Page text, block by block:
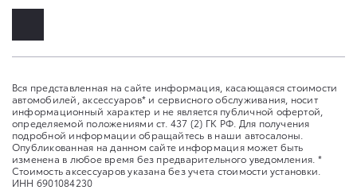
Вся представленная на сайте информация, касающаяся стоимости
автомобилей, аксессуаров* и сервисного обслуживания, носит
информационный характер и не является публичной офертой,
определяемой положениями ст. 437 (2) ГК РФ. Для получения
подробной информации обращайтесь в наши автосалоны.
Опубликованная на данном сайте информация может быть
изменена в любое время без предварительного уведомления. *
Стоимость аксессуаров указана без учета стоимости установки.
ИНН 6901084230